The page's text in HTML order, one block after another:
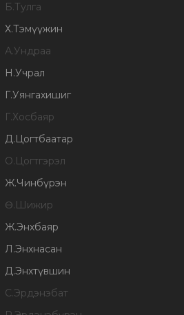
Б.Тулга
Х.Тэмүүжин
А.Ундраа
Н.Учрал
Г.Уянгахишиг
Г.Хосбаяр
Д.Цогтбаатар
О.Цогтгэрэл
Ж.Чинбүрэн
Ө.Шижир
Ж.Энхбаяр
Л.Энхнасан
Д.Энхтүвшин
С.Эрдэнэбат